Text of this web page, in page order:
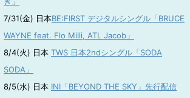
7/31(金) 日本BE:FIRST デジタルシングル「BRUCE
WAYNE feat. Flo Milli, ATL Jacob」
8/4(火) 日本 TWS 日本2ndシングル「SODA
SODA」
8/5(水) 日本 INI「BEYOND THE SKY」先行配信